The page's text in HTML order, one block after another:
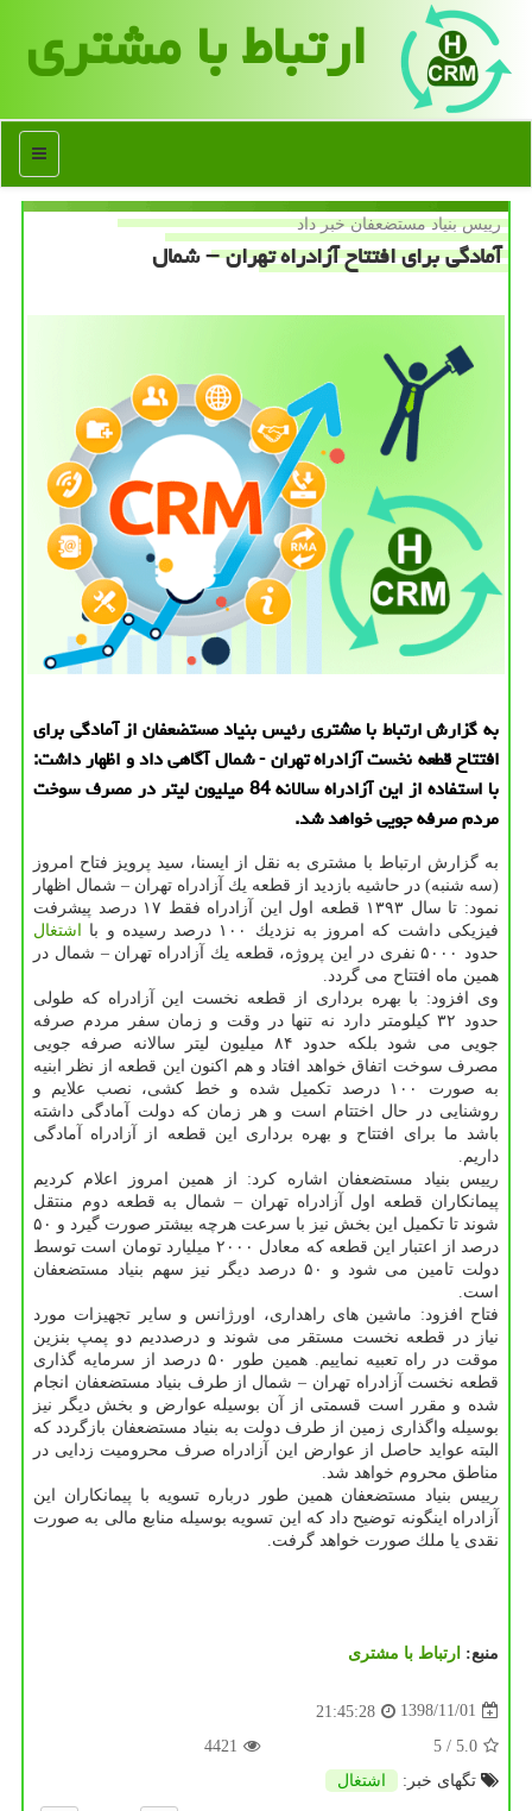
ارتباط با مشتری
منو
رییس بنیاد مستضعفان خبر داد
آمادگی برای افتتاح آزادراه تهران – شمال
به گزارش ارتباط با مشتری رئیس بنیاد مستضعفان از آمادگی برای
افتتاح قطعه نخست آزادراه تهران - شمال آگاهی داد و اظهار داشت:
با استفاده از این آزادراه سالانه 84 میلیون لیتر در مصرف سوخت
مردم صرفه جویی خواهد شد.
به گزارش ارتباط با مشتری به نقل از ایسنا، سید پرویز فتاح امروز
(سه شنبه) در حاشیه بازدید از قطعه یك آزادراه تهران – شمال اظهار
نمود: تا سال ۱۳۹۳ قطعه اول این آزادراه فقط ۱۷ درصد پیشرفت
فیزیكی داشت كه امروز به نزدیك ۱۰۰ درصد رسیده و با
اشتغال
حدود ۵۰۰۰ نفری در این پروژه، قطعه یك آزادراه تهران – شمال در
همین ماه افتتاح می گردد.
وی افزود: با بهره برداری از قطعه نخست این آزادراه كه طولی
حدود ۳۲ كیلومتر دارد نه تنها در وقت و زمان سفر مردم صرفه
جویی می شود بلكه حدود ۸۴ میلیون لیتر سالانه صرفه جویی
مصرف سوخت اتفاق خواهد افتاد و هم اكنون این قطعه از نظر ابنیه
به صورت ۱۰۰ درصد تكمیل شده و خط كشی، نصب علایم و
روشنایی در حال اختتام است و هر زمان كه دولت آمادگی داشته
باشد ما برای افتتاح و بهره برداری این قطعه از آزادراه آمادگی
داریم.
رییس بنیاد مستضعفان اشاره كرد: از همین امروز اعلام كردیم
پیمانكاران قطعه اول آزادراه تهران – شمال به قطعه دوم منتقل
شوند تا تكمیل این بخش نیز با سرعت هرچه بیشتر صورت گیرد و ۵۰
درصد از اعتبار این قطعه كه معادل ۲۰۰۰ میلیارد تومان است توسط
دولت تامین می شود و ۵۰ درصد دیگر نیز سهم بنیاد مستضعفان
است.
فتاح افزود: ماشین های راهداری، اورژانس و سایر تجهیزات مورد
نیاز در قطعه نخست مستقر می شوند و درصددیم دو پمپ بنزین
موقت در راه تعبیه نماییم. همین طور ۵۰ درصد از سرمایه گذاری
قطعه نخست آزادراه تهران – شمال از طرف بنیاد مستضعفان انجام
شده و مقرر است قسمتی از آن بوسیله عوارض و بخش دیگر نیز
بوسیله واگذاری زمین از طرف دولت به بنیاد مستضعفان بازگردد كه
البته عواید حاصل از عوارض این آزادراه صرف محرومیت زدایی در
مناطق محروم خواهد شد.
رییس بنیاد مستضعفان همین طور درباره تسویه با پیمانكاران این
آزادراه اینگونه توضیح داد كه این تسویه بوسیله منابع مالی به صورت
نقدی یا ملك صورت خواهد گرفت.
منبع: ارتباط با مشتری
1398/11/01
21:45:28
5.0
/ 5
4421
تگهای خبر:
اشتغال